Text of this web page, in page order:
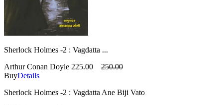
Sherlock Holmes -2 : Vagdatta ...
Arthur Conan Doyle 225.00
250.00
BuyDetails
Sherlock Holmes -2 : Vagdatta Ane Biji Vato